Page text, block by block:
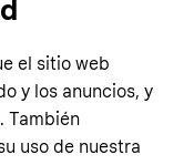
el sitio web
y los anuncios, y
También
uso de nuestra